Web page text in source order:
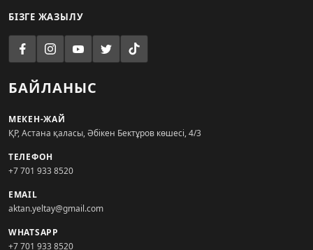
БІЗГЕ ЖАЗЫЛУ
БАЙЛАНЫС
МЕКЕН-ЖАЙ
ҚР, Астана қаласы, Әбікен Бектұров көшесі, 4/3
ТЕЛЕФОН
+7 701 933 8520
EMAIL
aktan.yeltay@gmail.com
WHATSAPP
+7 701 933 8520